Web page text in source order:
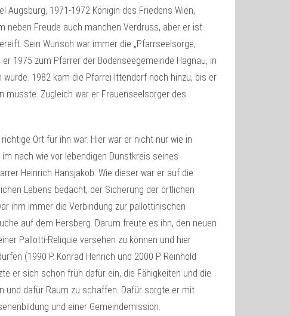
Augsburg, 1971-1972 Königin des Friedens Wien,
neben Freude auch manchen Verdruss, aber er ist
Sein Wunsch war immer die „Pfarrseelsorge,
1975 zum Pfarrer der Bodenseegemeinde Hagnau, in
1982 kam die Pfarrei Ittendorf noch hinzu, bis er
musste. Zugleich war er Frauenseelsorger des
Ort für ihn war. Hier war er nicht nur wie in
nach wie vor lebendigen Dunstkreis seines
Heinrich Hansjakob. Wie dieser war er auf die
Lebens bedacht, der Sicherung der örtlichen
ihm immer die Verbindung zur pallottinischen
auf dem Hersberg. Darum freute es ihn, den neuen
Pallotti-Reliquie versehen zu können und hier
(1990 P. Konrad Henrich und 2000 P. Reinhold
er sich schon früh dafür ein, die Fähigkeiten und die
und dafür Raum zu schaffen. Dafür sorgte er mit
und einer Gemeindemission.